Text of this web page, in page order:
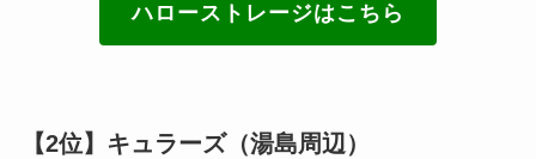
ハローストレージはこちら
【2位】キュラーズ（湯島周辺）